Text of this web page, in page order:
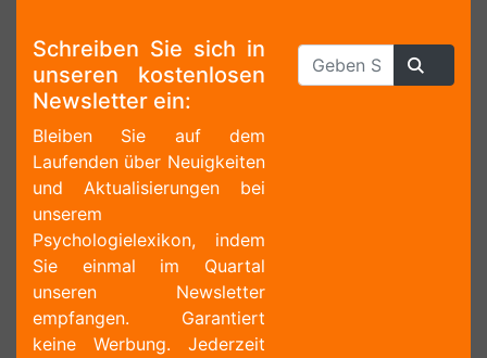
Schreiben Sie sich in
unseren kostenlosen
Newsletter ein:
Bleiben Sie auf dem
Laufenden über Neuigkeiten
und Aktualisierungen bei
unserem
Psychologielexikon, indem
Sie einmal im Quartal
unseren Newsletter
empfangen. Garantiert
keine Werbung. Jederzeit